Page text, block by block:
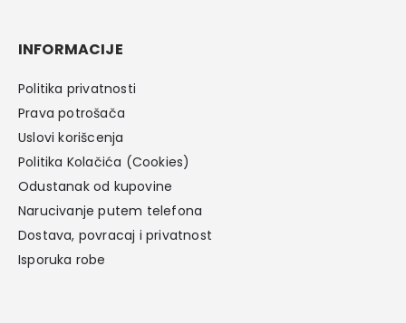
INFORMACIJE
Politika privatnosti
Prava potrošača
Uslovi korišcenja
Politika Kolačića (Cookies)
Odustanak od kupovine
Narucivanje putem telefona
Dostava, povracaj i privatnost
Isporuka robe